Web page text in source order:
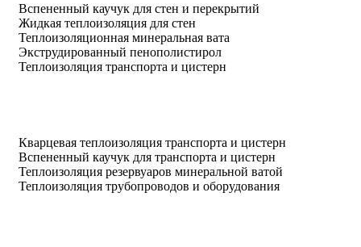
Вспененный каучук для стен и перекрытий
Жидкая теплоизоляция для стен
Теплоизоляционная минеральная вата
Экструдированный пенополистирол
Теплоизоляция транспорта и цистерн
Кварцевая теплоизоляция транспорта и цистерн
Вспененный каучук для транспорта и цистерн
Теплоизоляция резервуаров минеральной ватой
Теплоизоляция трубопроводов и оборудования